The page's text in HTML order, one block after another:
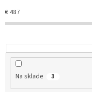
e
p
r
d
€487
Na sklade 3